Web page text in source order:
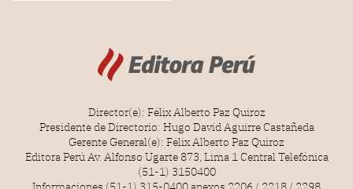
Director(e): Félix Alberto Paz Quiroz
Presidente de Directorio: Hugo David Aguirre Castañeda
Gerente General(e): Félix Alberto Paz Quiroz
Editora Perú Av. Alfonso Ugarte 873, Lima 1 Central Telefónica
(51-1) 3150400